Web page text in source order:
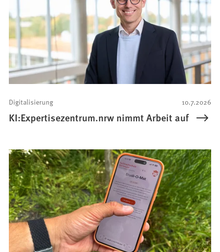
10.7.2026
Digitalisierung
KI:Expertisezentrum.nrw nimmt Arbeit auf